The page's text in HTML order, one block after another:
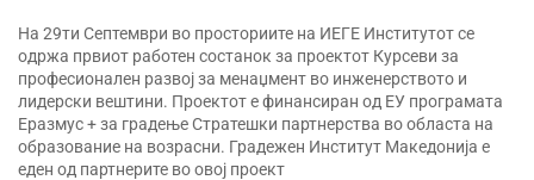
На 29ти Септември во просториите на ИЕГЕ Институтот се
одржа првиот работен состанок за проектот Курсеви за
професионален развој за менаџмент во инженерството и
лидерски вештини. Проектот е финансиран од ЕУ програмата
Еразмус + за градење Стратешки партнерства во областа на
образование на возрасни. Градежен Институт Македонија е
еден од партнерите во овој проект